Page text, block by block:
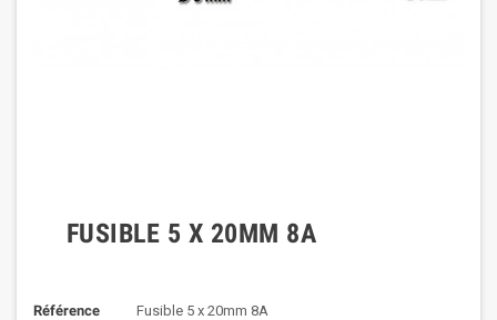
FUSIBLE 5 X 20MM 8A
Référence
Fusible 5 x 20mm 8A